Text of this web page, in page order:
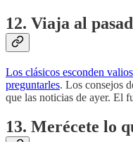
12. Viaja al
Los clásicos esconden
preguntarles. Los consejos
que las noticias de ayer. El
13. Merécete lo